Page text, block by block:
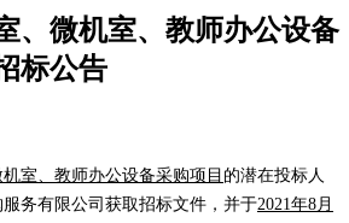
、微机室、教师办公设备
标公告
室、教师办公设备采购项目 的潜在投标人
务有限公司 获取招标文件，并于2021年8月